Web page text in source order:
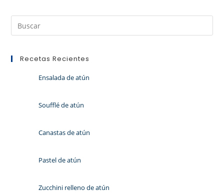
Recetas Recientes
Ensalada de atún
Soufflé de atún
Canastas de atún
Pastel de atún
Zucchini relleno de atún